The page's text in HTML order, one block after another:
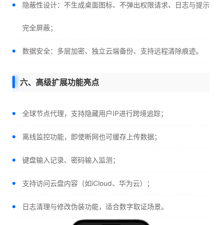
隐蔽性设计：不生成桌面图标、不弹出权限请求、日志与提示
完全屏蔽；
数据安全：多层加密、独立云端备份、支持远程清除痕迹。
六、高级扩展功能亮点
全球节点代理，支持隐藏用户IP进行跨境追踪；
离线监控功能，即使断网也可缓存上传数据；
键盘输入记录、密码输入监测；
支持访问云盘内容（如iCloud、华为云）；
日志清理与修改伪装功能，适合数字取证场景。